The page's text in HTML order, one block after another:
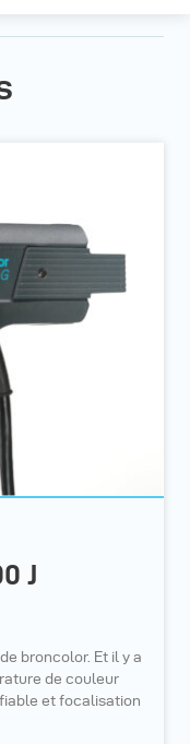
J
broncolor. Et il y a
de couleur
et focalisation